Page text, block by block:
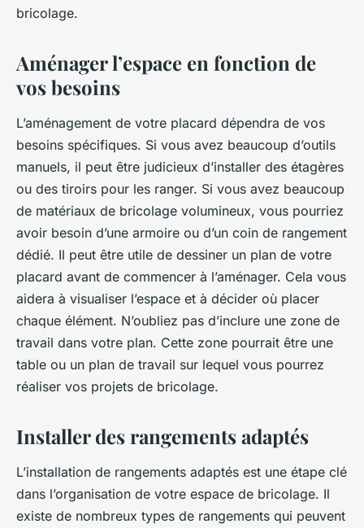
bricolage.
Aménager l’espace en fonction de
vos besoins
L’aménagement de votre placard dépendra de vos
besoins spécifiques. Si vous avez beaucoup d’outils
manuels, il peut être judicieux d’installer des étagères
ou des tiroirs pour les ranger. Si vous avez beaucoup
de matériaux de bricolage volumineux, vous pourriez
avoir besoin d’une armoire ou d’un coin de rangement
dédié. Il peut être utile de dessiner un plan de votre
placard avant de commencer à l’aménager. Cela vous
aidera à visualiser l’espace et à décider où placer
chaque élément. N’oubliez pas d’inclure une zone de
travail dans votre plan. Cette zone pourrait être une
table ou un plan de travail sur lequel vous pourrez
réaliser vos projets de bricolage.
Installer des rangements adaptés
L’installation de rangements adaptés est une étape clé
dans l’organisation de votre espace de bricolage. Il
existe de nombreux types de rangements qui peuvent